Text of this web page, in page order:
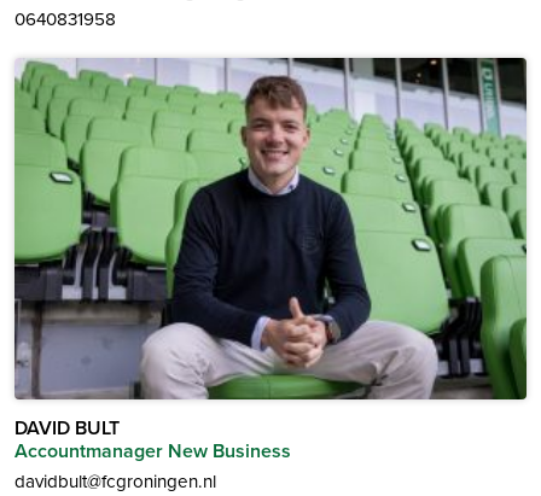
0640831958
DAVID BULT
Accountmanager New Business
davidbult@fcgroningen.nl